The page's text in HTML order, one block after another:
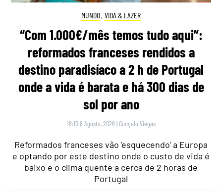
MUNDO, VIDA & LAZER
“Com 1.000€/mês temos tudo aqui”:
reformados franceses rendidos a
destino paradisíaco a 2 h de Portugal
onde a vida é barata e há 300 dias de
sol por ano
18:10 8 Agosto, 2026 | Gonçalo Viegas
Reformados franceses vão 'esquecendo' a Europa
e optando por este destino onde o custo de vida é
baixo e o clima quente a cerca de 2 horas de
Portugal